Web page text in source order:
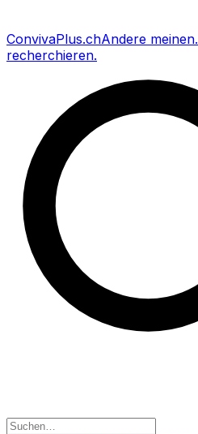
ConvivaPlus.chAndere meinen.
recherchieren.